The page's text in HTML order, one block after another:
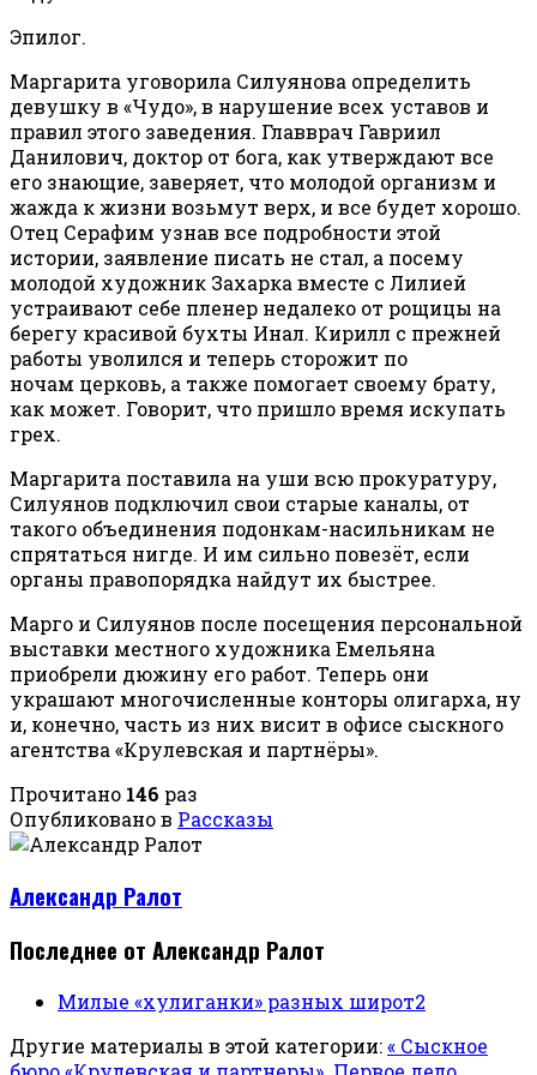
Эпилог.
Маргарита уговорила Силуянова определить
девушку в «Чудо», в нарушение всех уставов и
правил этого заведения. Главврач Гавриил
Данилович, доктор от бога, как утверждают все
его знающие, заверяет, что молодой организм и
жажда к жизни возьмут верх, и все будет хорошо.
Отец Серафим узнав все подробности этой
истории, заявление писать не стал, а посему
молодой художник Захарка вместе с Лилией
устраивают себе пленер недалеко от рощицы на
берегу красивой бухты Инал. Кирилл с прежней
работы уволился и теперь сторожит по
ночам церковь, а также помогает своему брату,
как может. Говорит, что пришло время искупать
грех.
Маргарита поставила на уши всю прокуратуру,
Силуянов подключил свои старые каналы, от
такого объединения подонкам-насильникам не
спрятаться нигде. И им сильно повезёт, если
органы правопорядка найдут их быстрее.
Марго и Силуянов после посещения персональной
выставки местного художника Емельяна
приобрели дюжину его работ. Теперь они
украшают многочисленные конторы олигарха, ну
и, конечно, часть из них висит в офисе сыскного
агентства «Крулевская и партнёры».
Прочитано 146 раз
Опубликовано в Рассказы
Александр Ралот
Последнее от Александр Ралот
Милые «хулиганки» разных широт2
Другие материалы в этой категории:« Сыскное